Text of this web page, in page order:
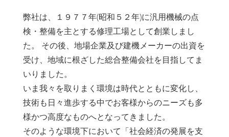
弊社は、１９７７年(昭和５２年)に汎用機械の点
検・整備を主とする修理工場として創業しまし
た。 その後、地場企業及び建機メーカーの出資を
受け、地域に根ざした総合整備会社を目指してま
いりました。
いま我々を取りまく環境は時代とともに変化し、
技術も日々進歩する中でお客様からのニーズも多
様かつ高度なものへとなってきました。
そのような環境下において「社会経済の発展を支